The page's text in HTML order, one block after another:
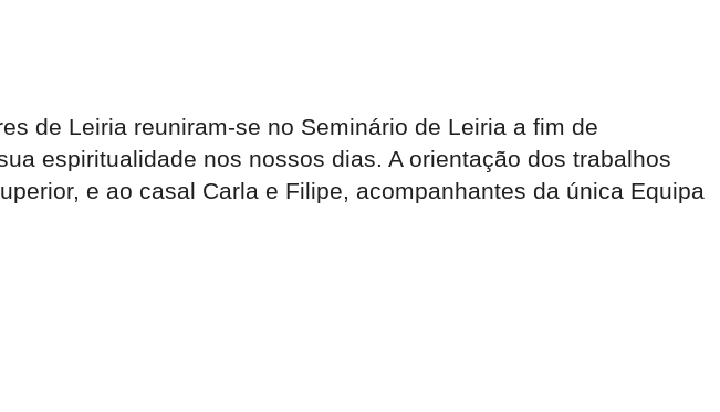
de Leiria reuniram-se no Seminário de Leiria a fim de
espiritualidade nos nossos dias. A orientação dos trabalhos
e ao casal Carla e Filipe, acompanhantes da única Equipa